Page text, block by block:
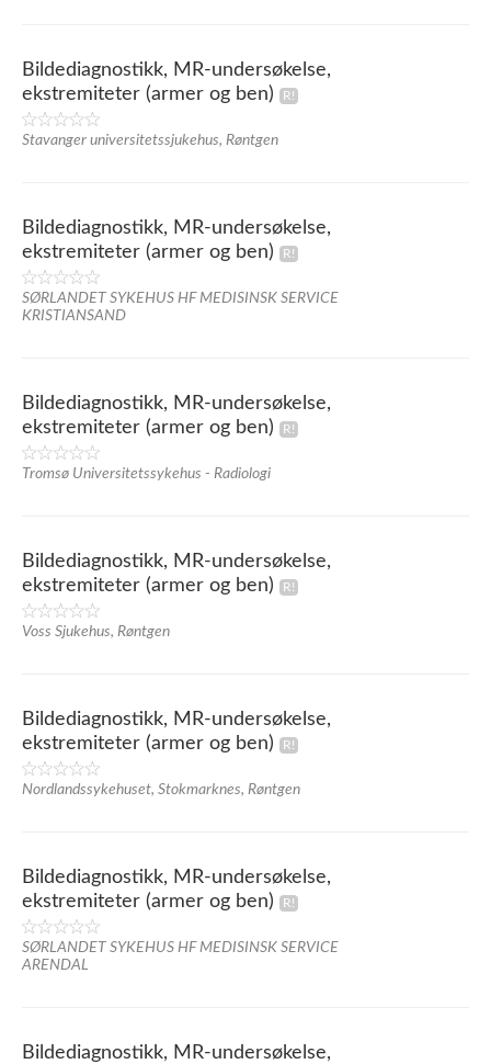
Bildediagnostikk, MR-undersøkelse,
ekstremiteter (armer og ben)
Stavanger universitetssjukehus, Røntgen
Bildediagnostikk, MR-undersøkelse,
ekstremiteter (armer og ben)
SØRLANDET SYKEHUS HF MEDISINSK SERVICE
KRISTIANSAND
Bildediagnostikk, MR-undersøkelse,
ekstremiteter (armer og ben)
Tromsø Universitetssykehus - Radiologi
Bildediagnostikk, MR-undersøkelse,
ekstremiteter (armer og ben)
Voss Sjukehus, Røntgen
Bildediagnostikk, MR-undersøkelse,
ekstremiteter (armer og ben)
Nordlandssykehuset, Stokmarknes, Røntgen
Bildediagnostikk, MR-undersøkelse,
ekstremiteter (armer og ben)
SØRLANDET SYKEHUS HF MEDISINSK SERVICE
ARENDAL
Bildediagnostikk, MR-undersøkelse,